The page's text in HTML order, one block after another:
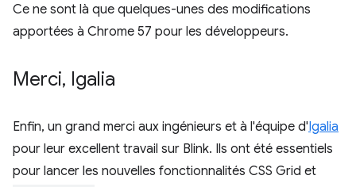
Ce ne sont là que quelques-unes des modifications
apportées à Chrome 57 pour les développeurs.
Merci, Igalia
Enfin, un grand merci aux ingénieurs et à l'équipe d'Igalia
pour leur excellent travail sur Blink. Ils ont été essentiels
pour lancer les nouvelles fonctionnalités CSS Grid et